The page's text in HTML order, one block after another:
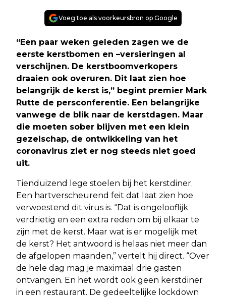
Voeg toe als voorkeursbron op Google
“Een paar weken geleden zagen we de
eerste kerstbomen en –versieringen al
verschijnen. De kerstboomverkopers
draaien ook overuren. Dit laat zien hoe
belangrijk de kerst is,” begint premier Mark
Rutte de persconferentie. Een belangrijke
vanwege de blik naar de kerstdagen. Maar
die moeten sober blijven met een klein
gezelschap, de ontwikkeling van het
coronavirus ziet er nog steeds niet goed
uit.
Tienduizend lege stoelen bij het kerstdiner.
Een hartverscheurend feit dat laat zien hoe
verwoestend dit virus is. “Dat is ongelooflijk
verdrietig en een extra reden om bij elkaar te
zijn met de kerst. Maar wat is er mogelijk met
de kerst? Het antwoord is helaas niet meer dan
de afgelopen maanden,” vertelt hij direct. “Over
de hele dag mag je maximaal drie gasten
ontvangen. En het wordt ook geen kerstdiner
in een restaurant. De gedeeltelijke lockdown